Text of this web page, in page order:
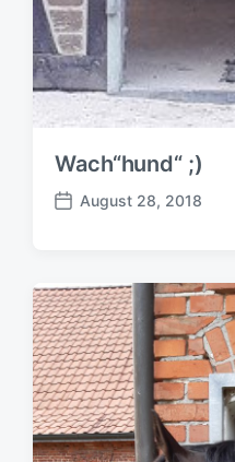
Wach“hund“ ;)
B
r
a
g
s
d
a
t
August 28, 2018